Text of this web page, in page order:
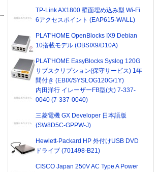
TP-Link AX1800 壁面埋め込み型 Wi-Fi
6アクセスポイント (EAP615-WALL)
PLAT'HOME OpenBlocks IX9 Debian
10搭載モデル (OBSIX9/D10A)
PLAT'HOME EasyBlocks Syslog 120G
サブスクリプション(保守サービス) 1年
間付き (EBIX/SYSLOG120G/1Y)
内田洋行 イレーザーFB型(大) 7-337-
0040 (7-337-0040)
三菱電機 GX Developer 日本語版
(SW8D5C-GPPW-J)
Hewlett-Packard HP 外付けUSB DVD
ドライブ (701498-B21)
CISCO Japan 250V AC Type A Power